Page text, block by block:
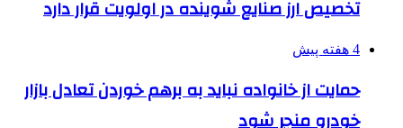
تخصیص ارز صنایع شوینده در اولویت قرار دارد
4 هفته پیش
حمایت از خانواده نباید به برهم خوردن تعادل بازار
خودرو منجر شود